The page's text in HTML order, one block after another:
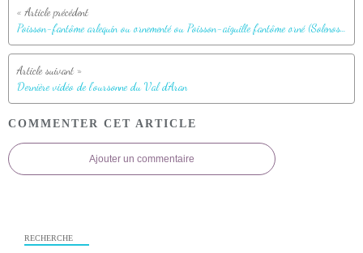
Poisson-fantôme arlequin ou ornementé ou Poisson-aiguille fantôme orné (Solenostomus paradoxus) - Dega Thila - Atoll d'Ari - Maldives
Dernière vidéo de l'oursonne du Val d'Aran
COMMENTER CET ARTICLE
Ajouter un commentaire
RECHERCHE